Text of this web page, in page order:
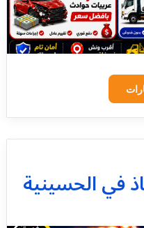
في الحسينية